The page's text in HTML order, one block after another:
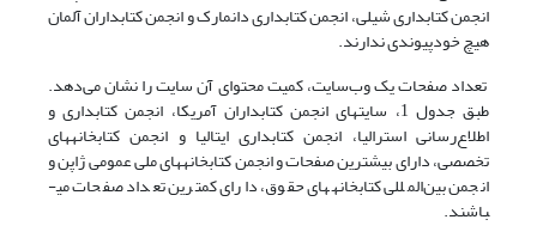
انجمن کتابداری شیلی، انجمن کتابداری دانمارک و انجمن کتابداران آلمان
هیچ خودپیوندی ندارند.
تعداد صفحات یک وب‌سایت، کمیت محتوای آن سایت را نشان می‌دهد.
طبق جدول 1، سایتهای انجمن کتابداران آمریکا، انجمن کتابداری و
اطلاع‌رسانی استرالیا، انجمن کتابداری ایتالیا و انجمن کتابخانه­های
تخصصی، دارای بیشترین صفحات و انجمن کتابخانه­های ملی عمومی ژاپن و
انجمن بین‌المللی کتابخانه­های حقوق، دارای کمترین تعداد صفحات می­
باشند.